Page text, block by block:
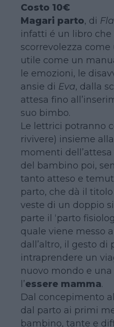
Costo 10€
Magari parto, di
infatti é un libro che
scorrevolezza
utile come un
le emozioni, le
ansie di Eva, dalla
attesa fino
suo bimbo.
Le lettrici potranno
rivivere) insieme
momenti
del bambino poi,
tanto atteso e
parto, che dà il
veste di un doppio
parte il ‘parto
quale viene messo
dall’altro, il gesto di
intraprendere un
nuovo mondo e
l’essere mamma.
Dal concepimento
dal parto ai primi
bambino, tante e